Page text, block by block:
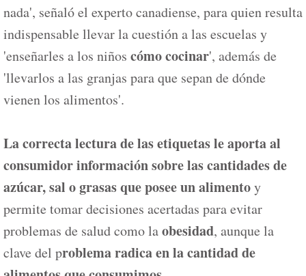
nada', señaló el experto canadiense, para quien resulta
indispensable llevar la cuestión a las escuelas y
'enseñarles a los niños cómo cocinar', además de
'llevarlos a las granjas para que sepan de dónde
vienen los alimentos'.
La correcta lectura de las etiquetas le aporta al
consumidor información sobre las cantidades de
azúcar, sal o grasas que posee un alimentoy
permite tomar decisiones acertadas para evitar
problemas de salud como laobesidad, aunque la
clave del problema radica en la cantidad de